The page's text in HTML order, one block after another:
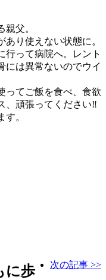
父。
り使えない状態に。
行って病院へ。レント
には異常ないのでウイ
ってご飯を食べ、食欲
、頑張ってください‼️
。
次の記事 >>
に歩